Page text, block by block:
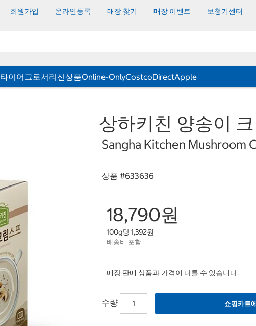
회원가입 온라인등록 매장 찾기 매장 이벤트 보청기센터
타이어그로서리신상품Online-OnlyCostcoDirectApple
상하키친 양송이
Sangha Kitchen Mushroom
상품 #633636
18,790원
100g당 1,392원
배송비 포함
매장 판매 상품과 가격이 다를 수 있습니다.
수량 쇼핑카트